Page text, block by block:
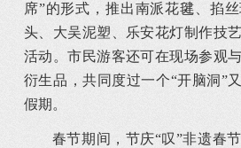
席”的形式，推出南派花毽、掐
头、大吴泥塑、乐安花灯制作技
活动。市民游客还可在现场参观
衍生品，共同度过一个“开脑洞”
假期。
春节期间，节庆“叹”非遗春